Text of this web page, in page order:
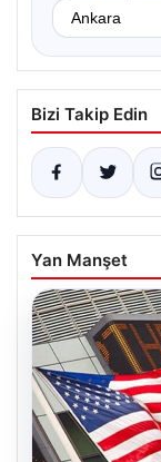
Bizi Takip Edin
Yan Manşet